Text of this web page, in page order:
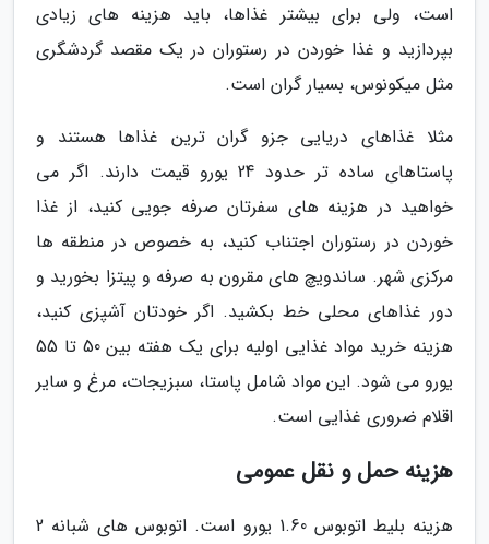
است، ولی برای بیشتر غذاها، باید هزینه های زیادی
بپردازید و غذا خوردن در رستوران در یک مقصد گردشگری
مثل میکونوس، بسیار گران است.
مثلا غذاهای دریایی جزو گران ترین غذاها هستند و
پاستاهای ساده تر حدود 24 یورو قیمت دارند. اگر می
خواهید در هزینه های سفرتان صرفه جویی کنید، از غذا
خوردن در رستوران اجتناب کنید، به خصوص در منطقه ها
مرکزی شهر. ساندویچ های مقرون به صرفه و پیتزا بخورید و
دور غذاهای محلی خط بکشید. اگر خودتان آشپزی کنید،
هزینه خرید مواد غذایی اولیه برای یک هفته بین 50 تا 55
یورو می شود. این مواد شامل پاستا، سبزیجات، مرغ و سایر
اقلام ضروری غذایی است.
هزینه حمل و نقل عمومی
هزینه بلیط اتوبوس 1.60 یورو است. اتوبوس های شبانه 2